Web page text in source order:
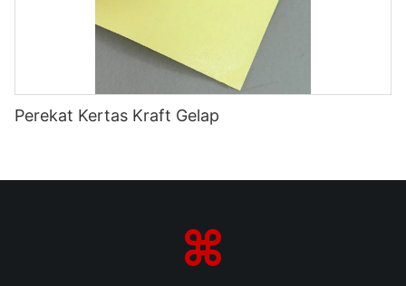
Perekat Kertas Kraft Gelap